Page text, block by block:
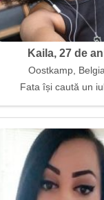
Kaila, 27 de
Oostkamp, Belgia
Fata își caută un